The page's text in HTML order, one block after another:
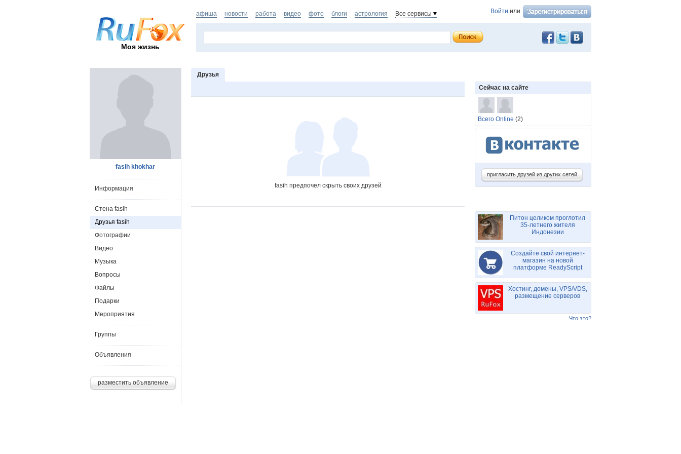
Моя жизнь
Войти или
афиша новости работа видео фото блоги астрология Все сервисы
Друзья
fasih предпочел скрыть своих друзей
fasih khokhar
Информация
Стена fasih
Друзья fasih
Фотографии
Видео
Музыка
Вопросы
Файлы
Подарки
Мероприятия
Группы
Объявления
разместить объявление
Сейчас на сайте
Всего Online (2)
пригласить друзей из других сетей
Питон целиком проглотил
35-летнего жителя
Индонезии
Создайте свой интернет-
магазин на новой
платформе ReadyScript
Хостинг, домены, VPS/VDS,
размещение серверов
Что это?